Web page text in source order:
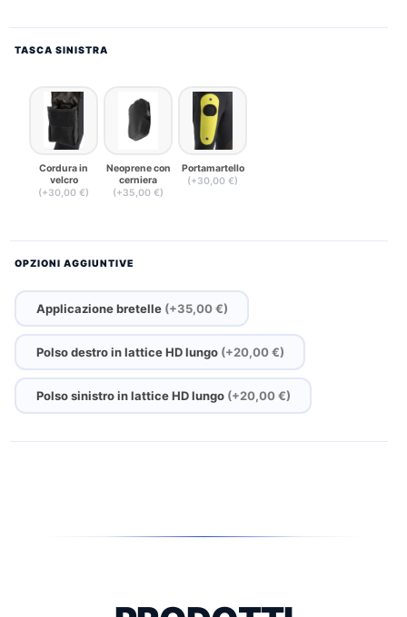
TASCA SINISTRA
Cordura in
velcro
(+30,00 €)
Neoprene con
cerniera
(+35,00 €)
Portamartello
(+30,00 €)
OPZIONI AGGIUNTIVE
Applicazione bretelle (+35,00 €)
Polso destro in lattice HD lungo (+20,00 €)
Polso sinistro in lattice HD lungo (+20,00 €)